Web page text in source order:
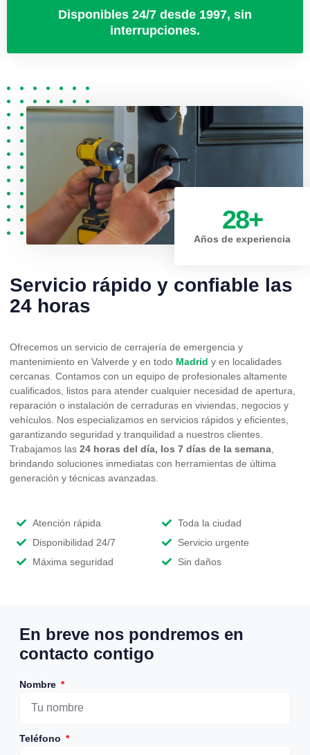
Disponibles 24/7 desde 1997, sin
interrupciones.
Años de experiencia
28+
Servicio rápido y confiable las
24 horas
Ofrecemos un servicio de cerrajería de emergencia y
mantenimiento en Valverde y en todo Madrid y en localidades
cercanas. Contamos con un equipo de profesionales altamente
cualificados, listos para atender cualquier necesidad de apertura,
reparación o instalación de cerraduras en viviendas, negocios y
vehículos. Nos especializamos en servicios rápidos y eficientes,
garantizando seguridad y tranquilidad a nuestros clientes.
Trabajamos las 24 horas del día, los 7 días de la semana
brindando soluciones inmediatas con herramientas de última
generación y técnicas avanzadas.
Atención rápida
Disponibilidad 24/7
Máxima seguridad
Toda la ciudad
Servicio urgente
Sin daños
En breve nos pondremos en
contacto contigo
Nombre
Teléfono